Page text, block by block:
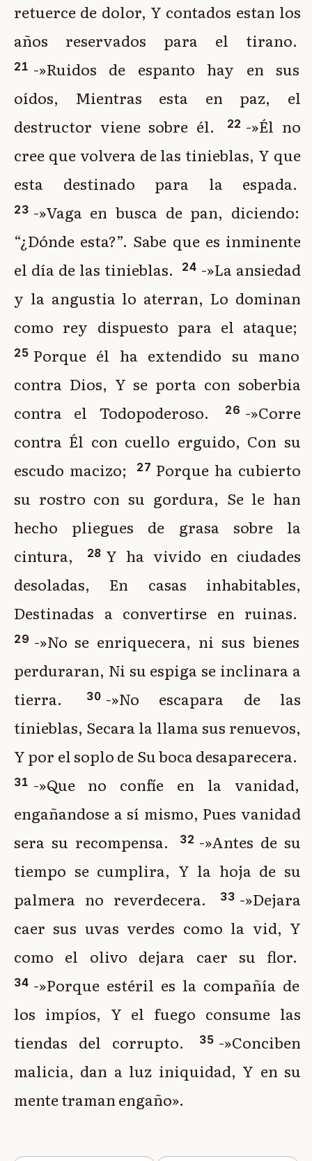
retuerce de dolor, Y contados estan los
años reservados para el tirano.
21 -»Ruidos de espanto hay en sus
oídos, Mientras esta en paz, el
destructor viene sobre él.
22 -»Él no
cree que volvera de las tinieblas, Y que
esta destinado para la espada.
23 -»Vaga en busca de pan, diciendo:
“¿Dónde esta?”. Sabe que es inminente
el día de las tinieblas.
24 -»La ansiedad
y la angustia lo aterran, Lo dominan
como rey dispuesto para el ataque;
25 Porque él ha extendido su mano
contra Dios, Y se porta con soberbia
contra el Todopoderoso.
26 -»Corre
contra Él con cuello erguido, Con su
escudo macizo;
27 Porque ha cubierto
su rostro con su gordura, Se le han
hecho pliegues de grasa sobre la
cintura,
28 Y ha vivido en ciudades
desoladas, En casas inhabitables,
Destinadas a convertirse en ruinas.
29 -»No se enriquecera, ni sus bienes
perduraran, Ni su espiga se inclinara a
tierra.
30 -»No escapara de las
tinieblas, Secara la llama sus renuevos,
Y por el soplo de Su boca desaparecera.
31 -»Que no confíe en la vanidad,
engañandose a sí mismo, Pues vanidad
sera su recompensa.
32 -»Antes de su
tiempo se cumplira, Y la hoja de su
palmera no reverdecera.
33 -»Dejara
caer sus uvas verdes como la vid, Y
como el olivo dejara caer su flor.
34 -»Porque estéril es la compañía de
los impíos, Y el fuego consume las
tiendas del corrupto.
35 -»Conciben
malicia, dan a luz iniquidad, Y en su
mente traman engaño».